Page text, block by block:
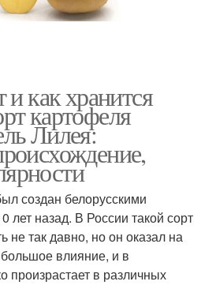
и как хранится
картофеля
Лилея:
создан белорусскими
лет назад. В России такой сорт
так давно, но он оказал на
влияние, и в
в различных